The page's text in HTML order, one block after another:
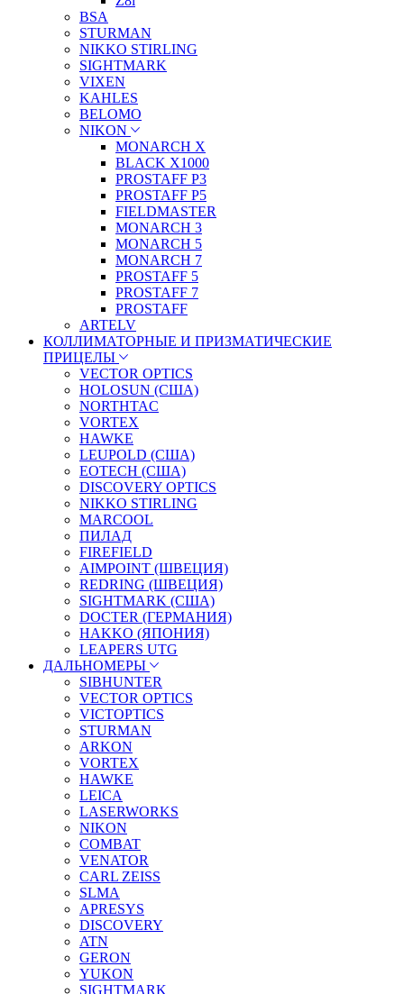
BSA
STURMAN
NIKKO STIRLING
SIGHTMARK
VIXEN
KAHLES
BELOMO
NIKON
MONARCH X
BLACK X1000
PROSTAFF P3
PROSTAFF P5
FIELDMASTER
MONARCH 3
MONARCH 5
MONARCH 7
PROSTAFF 5
PROSTAFF 7
PROSTAFF
ARTELV
КОЛЛИМАТОРНЫЕ И ПРИЗМАТИЧЕСКИЕ
ПРИЦЕЛЫ
VECTOR OPTICS
HOLOSUN (США)
NORTHTAC
VORTEX
HAWKE
LEUPOLD (США)
EOTECH (США)
DISCOVERY OPTICS
NIKKO STIRLING
MARCOOL
ПИЛАД
FIREFIELD
AIMPOINT (ШВЕЦИЯ)
REDRING (ШВЕЦИЯ)
SIGHTMARK (США)
DOCTER (ГЕРМАНИЯ)
HAKKO (ЯПОНИЯ)
LEAPERS UTG
ДАЛЬНОМЕРЫ
SIBHUNTER
VECTOR OPTICS
VICTOPTICS
STURMAN
ARKON
VORTEX
HAWKE
LEICA
LASERWORKS
NIKON
COMBAT
VENATOR
CARL ZEISS
SLMA
APRESYS
DISCOVERY
ATN
GERON
YUKON
SIGHTMARK